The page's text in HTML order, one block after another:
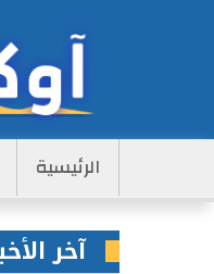
الرئيسية
آخر